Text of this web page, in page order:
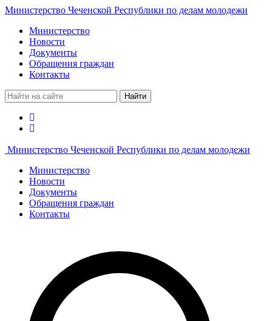
Министерство Чеченской Республики по делам молодежи
Министерство
Новости
Документы
Обращения граждан
Контакты
Найти
Министерство Чеченской Республики по делам молодежи
Министерство
Новости
Документы
Обращения граждан
Контакты